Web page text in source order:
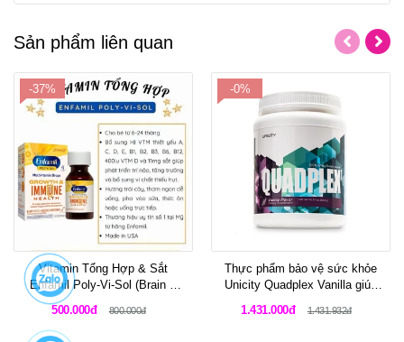
Sản phẩm liên quan
-37%
Vitamin Tổng Hợp & Sắt
Enfamil Poly-Vi-Sol (Brain &
Body) - Lọ 50ml
500.000đ 800.000đ
-0%
Thực phẩm bảo vệ sức khỏe
Unicity Quadplex Vanilla giúp
soát cân nặng cho vận động
1.431.000đ 1.431.932đ